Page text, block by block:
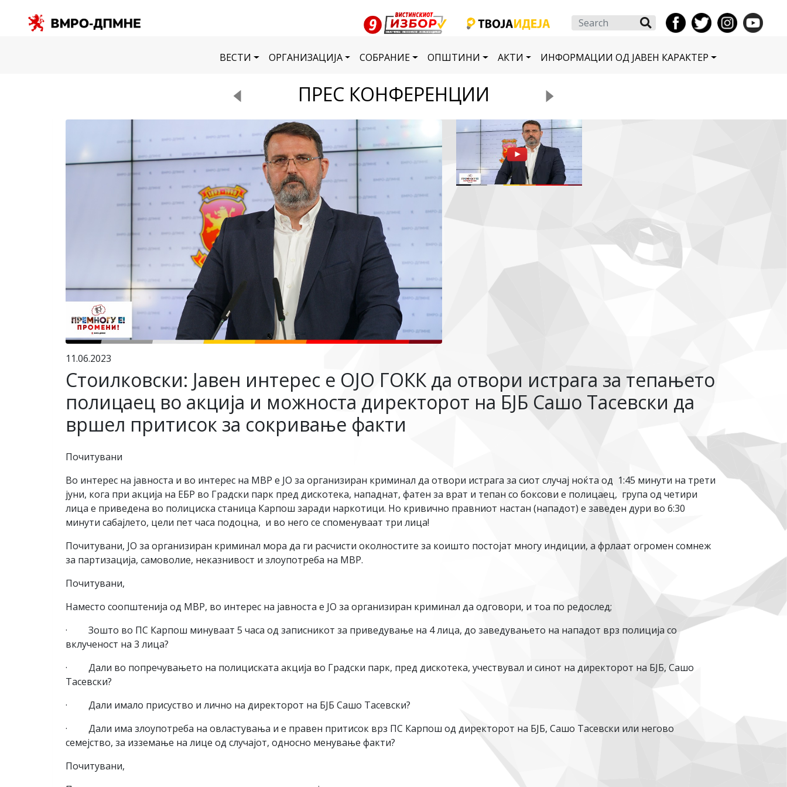
Search
ВЕСТИ ОРГАНИЗАЦИЈА СОБРАНИЕ ОПШТИНИ АКТИ ИНФОРМАЦИИ ОД ЈАВЕН КАРАКТЕР
ПРЕС КОНФЕРЕНЦИИ
11.06.2023
Стоилковски: Јавен интерес е ОЈО ГОКК да отвори истрага за тепањето
полицаец во акција и можноста директорот на БЈБ Сашо Тасевски да
вршел притисок за сокривање факти
Почитувани
Во интерес на јавноста и во интерес на МВР е ЈО за организиран криминал да отвори истрага за сиот случај ноќта од 1:45 минути на трети
јуни, кога при акција на ЕБР во Градски парк пред дискотека, нападнат, фатен за врат и тепан со боксови е полицаец, група од четири
лица е приведена во полициска станица Карпош заради наркотици. Но кривично правниот настан (нападот) е заведен дури во 6:30
минути сабајлето, цели пет часа подоцна, и во него се споменуваат три лица!
Почитувани, ЈО за организиран криминал мора да ги расчисти околностите за коишто постојат многу индиции, а фрлаат огромен сомнеж
за партизација, самоволие, неказнивост и злоупотреба на МВР.
Почитувани,
Наместо соопштенија од МВР, во интерес на јавноста е ЈО за организиран криминал да одговори, и тоа по редослед;
· Зошто во ПС Карпош минуваат 5 часа од записникот за приведување на 4 лица, до заведувањето на нападот врз полиција со
вклученост на 3 лица?
· Дали во попречувањето на полициската акција во Градски парк, пред дискотека, учествувал и синот на директорот на БЈБ, Сашо
Тасевски?
· Дали имало присуство и лично на директорот на БЈБ Сашо Тасевски?
· Дали има злоупотреба на овластувања и е правен притисок врз ПС Карпош од директорот на БЈБ, Сашо Тасевски или негово
семејство, за изземање на лице од случајот, односно менување факти?
Почитувани,